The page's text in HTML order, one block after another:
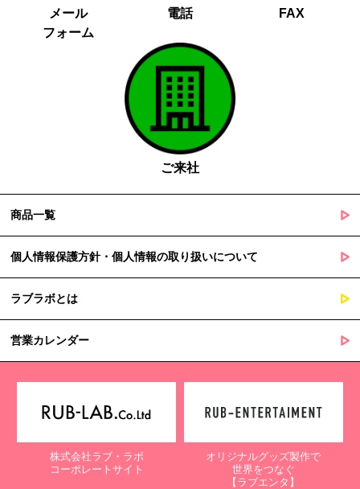
人の生命、身体又は財産の保護にために必要がある場合であっ
て、本人の同意を得る事が困難であるとき
公衆衛生の向上又は児童の健全な育成の推進のために特に必要
がある場合であって、本人の同意を得る事が困難であるとき
国の機関若しくは地方公共団体又はその委託を受けた者が法令
の定める事務を遂行することに対して協力する必要がある場合
であって、本人の同意を得ることによって当該事務の遂行に支
障を及ぼすおそれがあるとき
当社は個人情報の取扱業務の全部または一部を外部に業務委託する
その際、弊社は、個人情報を適切に保護できる管理体制を敷き実行
していることを条件として委託先を厳選したうえで、機密保持契約
を委託先と締結し、お客様の個人情報を厳密に管理させます。
６. 個人情報（保有個人データを含む）の利用目的通知、開示・訂
正等、利用停止等の請求
情報の利用目的の通知、開示、訂正・追加・削除、利用停止・消去
たします。これらの請求は、次の窓口にて受け付けております。
〒761-0323 香川県高松市亀田町90-1
株式会社ラブ・ラボ
メール
フォーム
電話 FAX
ご来社
商品一覧
個人情報保護方針・個人情報の取り扱いについて
ラブラボとは
営業カレンダー
株式会社ラブ・ラボ
コーポレートサイト
オリジナルグッズ製作で
世界をつなぐ
【ラブエンタ】